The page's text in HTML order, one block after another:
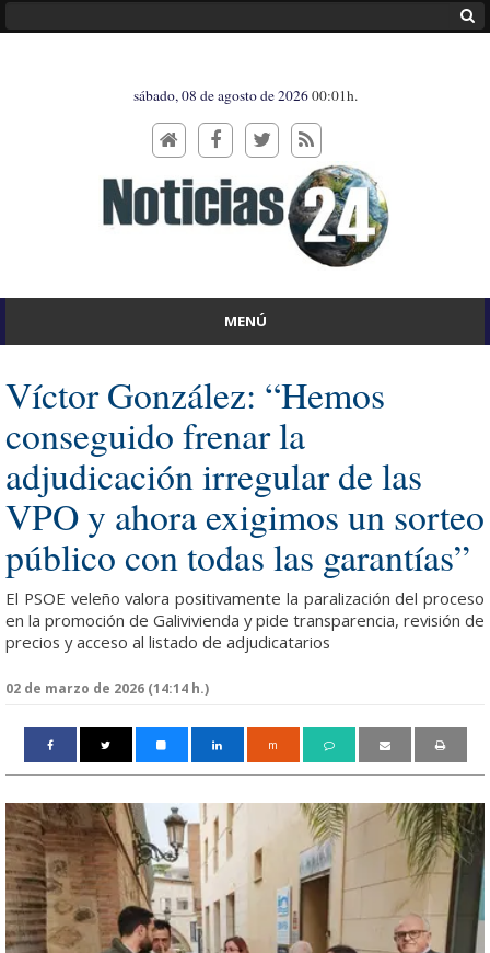
sábado, 08 de agosto de 202600:01h.
MENÚ
Víctor González: “Hemos
conseguido frenar la
adjudicación irregular de las
VPO y ahora exigimos un sorteo
público con todas las garantías”
El PSOE veleño valora positivamente la paralización del proceso
en la promoción de Galivivienda y pide transparencia, revisión de
precios y acceso al listado de adjudicatarios
02 de marzo de 2026 (14:14 h.)
m